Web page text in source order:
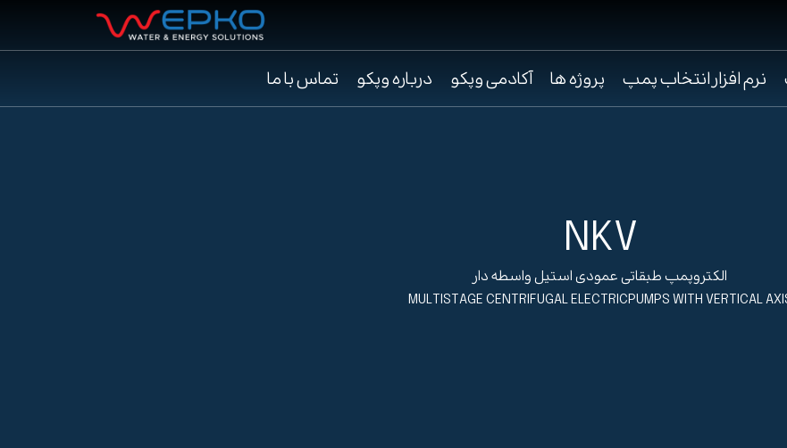
نرم افزار انتخاب پمپ پروژه ها آکادمی وپکو درباره وپکو تماس با ما
NKV
الکتروپمپ طبقاتی عمودی استیل واسطه دار
MULTISTAGE CENTRIFUGAL ELECTRICPUMPS WITH VERTICAL